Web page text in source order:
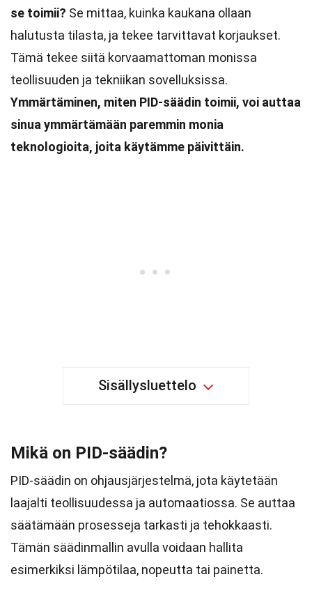
se toimii? Se mittaa, kuinka kaukana ollaan
halutusta tilasta, ja tekee tarvittavat korjaukset.
Tämä tekee siitä korvaamattoman monissa
teollisuuden ja tekniikan sovelluksissa.
Ymmärtäminen, miten PID-säädin toimii, voi auttaa
sinua ymmärtämään paremmin monia
teknologioita, joita käytämme päivittäin.
Sisällysluettelo
Mikä on PID-säädin?
PID-säädin on ohjausjärjestelmä, jota käytetään
laajalti teollisuudessa ja automaatiossa. Se auttaa
säätämään prosesseja tarkasti ja tehokkaasti.
Tämän säädinmallin avulla voidaan hallita
esimerkiksi lämpötilaa, nopeutta tai painetta.